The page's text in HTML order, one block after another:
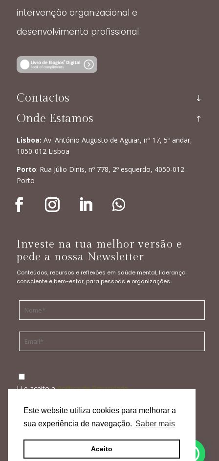
Este website utiliza cookies para melhorar a
sua experiência de navegação. Saber mais
Aceito
intervenção organizacional e
desenvolvimento profissional
Contactos
Onde Estamos
Lisboa: Av. António Augusto de Aguiar, nº 17, 5º andar,
1050-012 Lisboa
Porto: Rua Júlio Dinis, nº 778, 2º esquerdo, 4050-012
Porto
Investe na tua melhor versão e
pede a nossa Newsletter
Conteúdos, recursos e reflexões em saúde mental, liderança
consciente e bem-estar, para pessoas e organizações.
Li e aceito aPolítica de Privacidade
ENVIAR
Termos, Condições & Aviso Legal
Política
de Cancelamento & Devoluções